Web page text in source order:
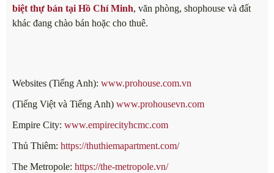
biệt thự bán tại Hồ Chí Minh, văn phòng, shophouse và đất
khác đang chào bán hoặc cho thuê.
Websites (Tiếng Anh): www.prohouse.com.vn
(Tiếng Việt và Tiếng Anh) www.prohousevn.com
Empire City: www.empirecityhcmc.com
Thủ Thiêm: https://thuthiemapartment.com/
The Metropole: https://the-metropole.vn/